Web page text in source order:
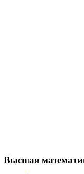
Высшая